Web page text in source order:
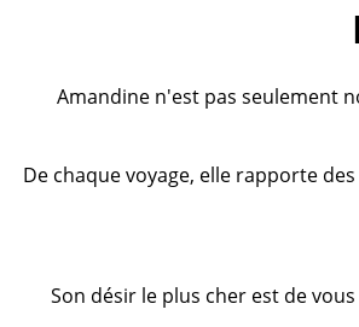
Amandine n'est pas seulement
De chaque voyage, elle rapporte des
Son désir le plus cher est de